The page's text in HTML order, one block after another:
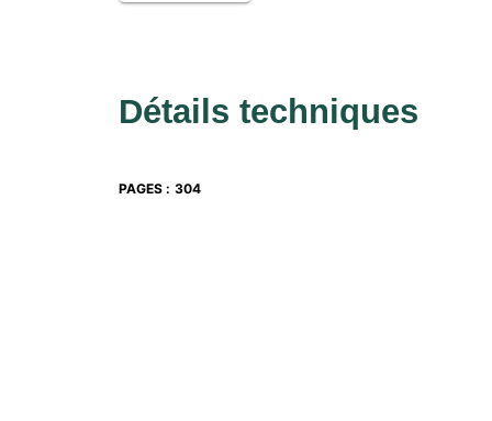
Détails techniques
PAGES : 304